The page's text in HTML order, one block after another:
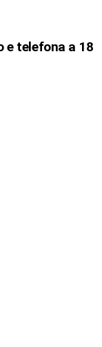
e telefona a 18